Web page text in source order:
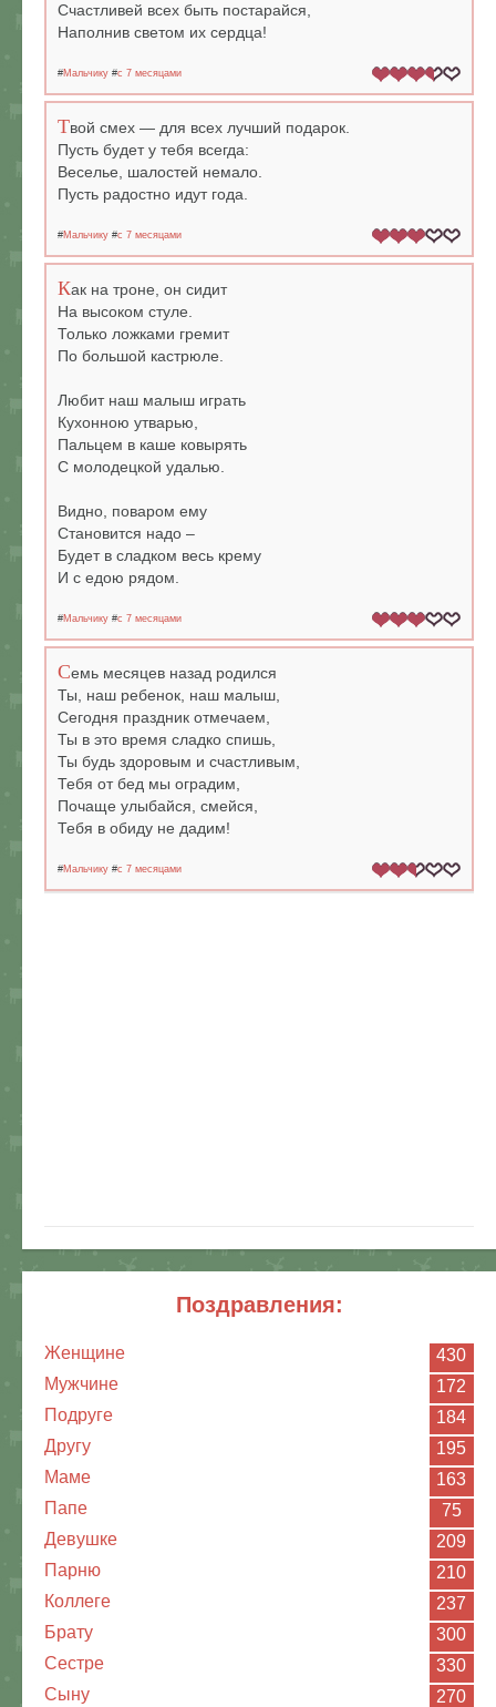
поздравления:
Женщине
430
Мужчине
172
Подруге
184
Другу
195
Маме
163
Папе
75
Девушке
209
Парню
210
Коллеге
237
Брату
300
Сестре
330
Сыну
270
Счастливей всех быть постарайся,
Наполнив светом их сердца!
#Мальчику #c 7 месяцами
Твой смех — для всех лучший подарок.
Пусть будет у тебя всегда:
Веселье, шалостей немало.
Пусть радостно идут года.
#Мальчику #c 7 месяцами
Как на троне, он сидит
На высоком стуле.
Только ложками гремит
По большой кастрюле.
Любит наш малыш играть
Кухонною утварью,
Пальцем в каше ковырять
С молодецкой удалью.
Видно, поваром ему
Становится надо –
Будет в сладком весь крему
И с едою рядом.
#Мальчику #c 7 месяцами
Семь месяцев назад родился
Ты, наш ребенок, наш малыш,
Сегодня праздник отмечаем,
Ты в это время сладко спишь,
Ты будь здоровым и счастливым,
Тебя от бед мы оградим,
Почаще улыбайся, смейся,
Тебя в обиду не дадим!
#Мальчику #c 7 месяцами